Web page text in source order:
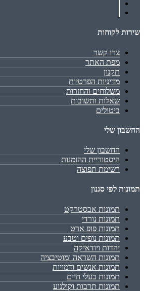
שירות לקוחות
צרו קשר
מפת האתר
תקנון
מדיניות הפרטיות
משלוחים והחזרות
שאלות ותשובות
ביטולים
החשבון שלי
החשבון שלי
היסטוריית ההזמנות
רשימת תפוצה
תמונות לפי סגנון
תמונות אבסטרקט
תמונות נורדי
תמונות פופ ארט
תמונות נופים וטבע
יהדות ויודאיקה
תמונות השראה ומוטיבציה
תמונות אנשים ודמויות
תמונות בעלי חיים
תמונות תרבות וקולנוע